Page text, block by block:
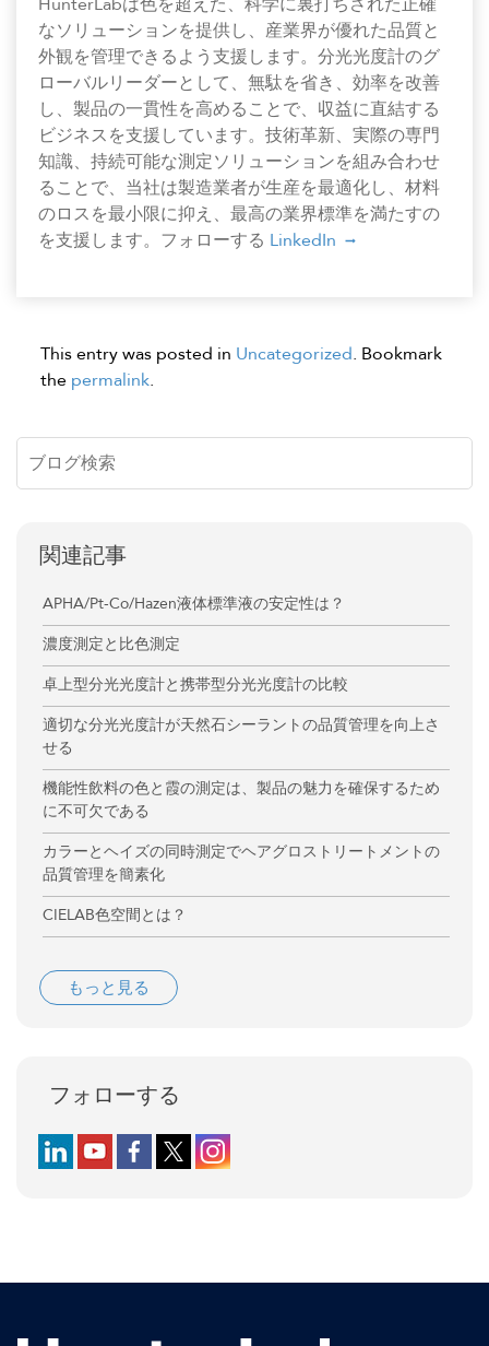
HunterLabは色を超えた、科学に裏打ちされた正確
なソリューションを提供し、産業界が優れた品質と
外観を管理できるよう支援します。分光光度計のグ
ローバルリーダーとして、無駄を省き、効率を改善
し、製品の一貫性を高めることで、収益に直結する
ビジネスを支援しています。技術革新、実際の専門
知識、持続可能な測定ソリューションを組み合わせ
ることで、当社は製造業者が生産を最適化し、材料
のロスを最小限に抑え、最高の業界標準を満たすの
を支援します。フォローする LinkedIn
This entry was posted in Uncategorized. Bookmark
the permalink.
関連記事
APHA/Pt-Co/Hazen液体標準液の安定性は？
濃度測定と比色測定
卓上型分光光度計と携帯型分光光度計の比較
適切な分光光度計が天然石シーラントの品質管理を向上さ
せる
機能性飲料の色と霞の測定は、製品の魅力を確保するため
に不可欠である
カラーとヘイズの同時測定でヘアグロストリートメントの
品質管理を簡素化
CIELAB色空間とは？
もっと見る
フォローする
Follow us on LinkedIn
Follow us on YouTube
Follow us on Facebook
Follow us on X (formerly Twitter)
Follow us on Instagram